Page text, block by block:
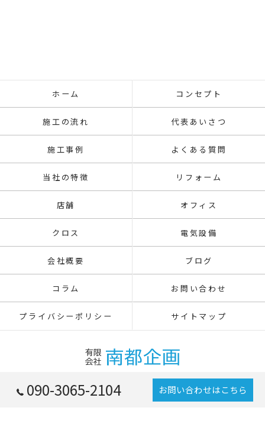
090-3065-2104 お問い合わせはこちら
ホーム コンセプト
施工の流れ 代表あいさつ
施工事例 よくある質問
当社の特徴 リフォーム
店舗 オフィス
クロス 電気設備
会社概要 ブログ
コラム お問い合わせ
プライバシーポリシー サイトマップ
© 2026 東京都八王子の内装工事なら有限会社南都企画 ALL RIGHTS RESERVED.